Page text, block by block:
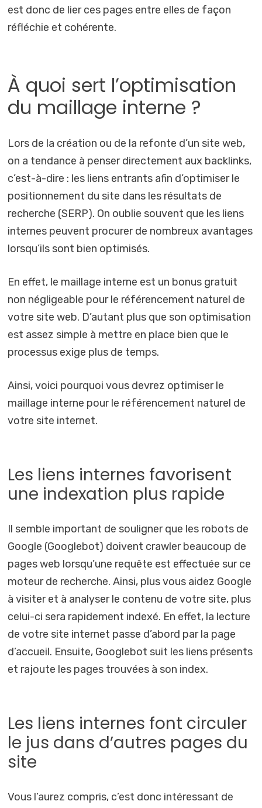
est donc de lier ces pages entre elles de façon
réfléchie et cohérente.
À quoi sert l’optimisation
du maillage interne ?
Lors de la création ou de la refonte d’un site web,
on a tendance à penser directement aux backlinks,
c’est-à-dire : les liens entrants afin d’optimiser le
positionnement du site dans les résultats de
recherche (SERP). On oublie souvent que les liens
internes peuvent procurer de nombreux avantages
lorsqu’ils sont bien optimisés.
En effet, le maillage interne est un bonus gratuit
non négligeable pour le référencement naturel de
votre site web. D’autant plus que son optimisation
est assez simple à mettre en place bien que le
processus exige plus de temps.
Ainsi, voici pourquoi vous devrez optimiser le
maillage interne pour le référencement naturel de
votre site internet.
Les liens internes favorisent
une indexation plus rapide
Il semble important de souligner que les robots de
Google (Googlebot) doivent crawler beaucoup de
pages web lorsqu’une requête est effectuée sur ce
moteur de recherche. Ainsi, plus vous aidez Google
à visiter et à analyser le contenu de votre site, plus
celui-ci sera rapidement indexé. En effet, la lecture
de votre site internet passe d’abord par la page
d’accueil. Ensuite, Googlebot suit les liens présents
et rajoute les pages trouvées à son index.
Les liens internes font circuler
le jus dans d’autres pages du
site
Vous l’aurez compris, c’est donc intéressant de